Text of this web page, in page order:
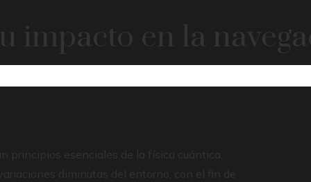
impacto en la
principios esenciales de la física cuántica,
diminutas del entorno, con el fin de